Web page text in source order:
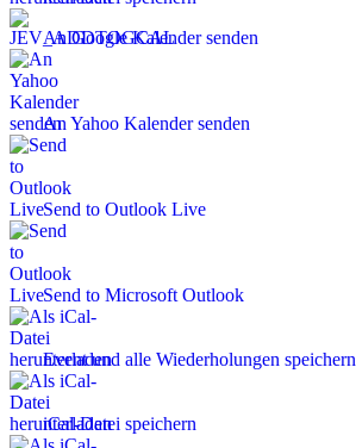
An Google Kalender senden
An Yahoo Kalender senden
Send to Outlook Live
Send to Microsoft Outlook
Event und alle Wiederholungen speichern
iCal-Datei speichern